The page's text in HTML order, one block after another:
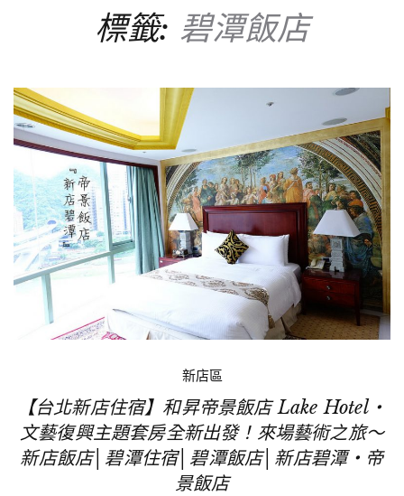
標籤: 碧潭飯店
新店區
【台北新店住宿】和昇帝景飯店 Lake Hotel‧
文藝復興主題套房全新出發！來場藝術之旅～
新店飯店│碧潭住宿│碧潭飯店│新店碧潭‧帝
景飯店